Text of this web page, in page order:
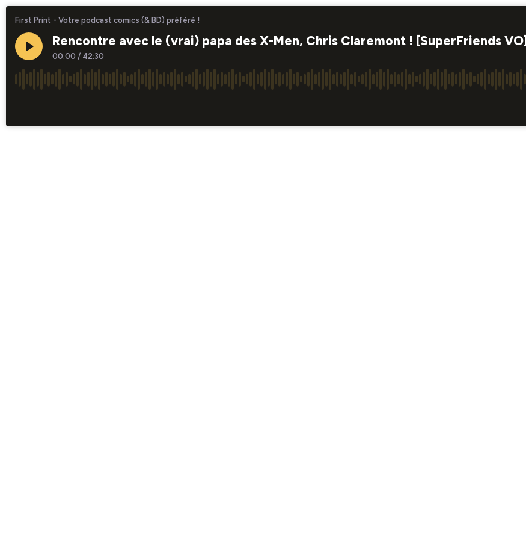
First Print - Votre podcast comics (& BD) préféré !
Rencontre avec le (vrai) papa des X-Men, Chris Claremont ! [SuperFriends VO]
00:00 / 42:30